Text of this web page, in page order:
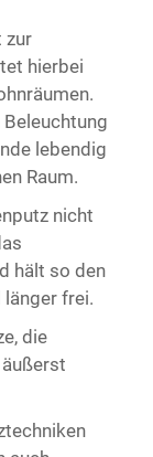
zur
hierbei
lebendig
Raum.
nicht
hält so den
frei.
die